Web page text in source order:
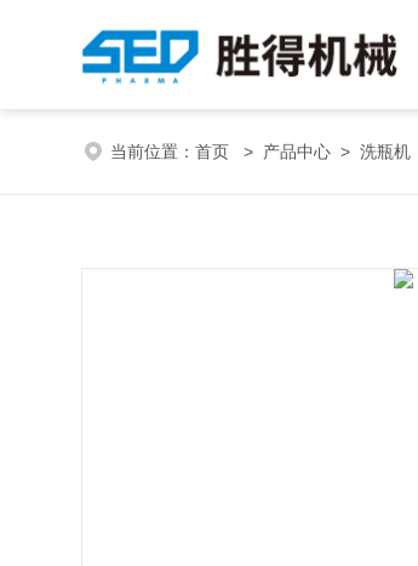
当前位置：首页 > 产品中心 >洗瓶机